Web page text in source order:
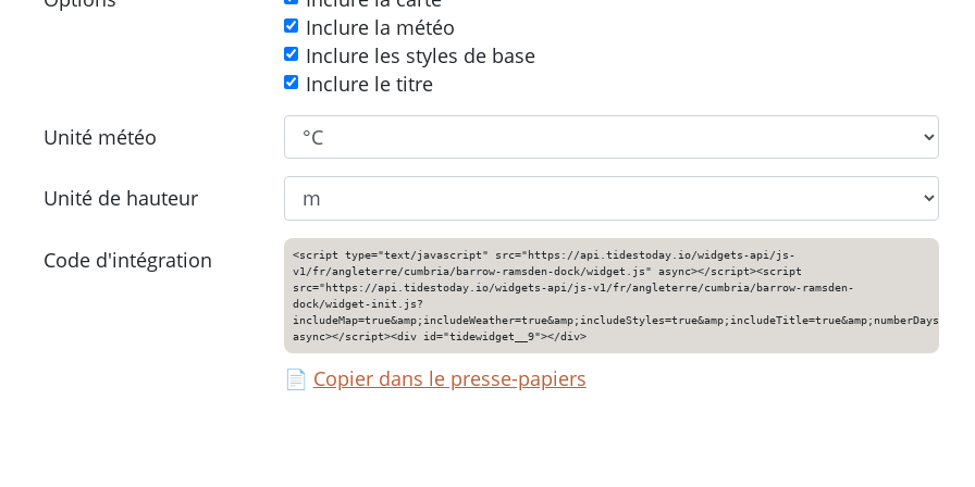
Inclure la météo
Inclure les styles de base
Inclure le titre
Unité météo
Unité de hauteur
Code d'intégration
<script type="text/javascript" src="https://api.tidestoday.io/widgets-api/js-
v1/fr/angleterre/cumbria/barrow-ramsden-dock/widget.js" async></script><script
src="https://api.tidestoday.io/widgets-api/js-v1/fr/angleterre/cumbria/barrow-ramsden-
dock/widget-init.js?
async></script><div id="tidewidget__9"></div>
📄 Copier dans le presse-papiers